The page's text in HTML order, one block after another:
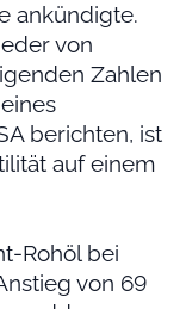
ankündigte.
von
Zahlen
berichten, ist
auf einem
Rohöl bei
von 69